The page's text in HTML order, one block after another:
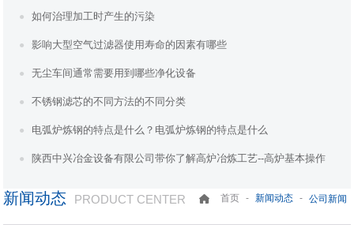
如何治理加工时产生的污染
影响大型空气过滤器使用寿命的因素有哪些
无尘车间通常需要用到哪些净化设备
不锈钢滤芯的不同方法的不同分类
电弧炉炼钢的特点是什么？电弧炉炼钢的特点是什么
陕西中兴冶金设备有限公司带你了解高炉冶炼工艺--高炉基本操作
新闻动态 PRODUCT CENTER 首页 - 新闻动态 - 公司新闻